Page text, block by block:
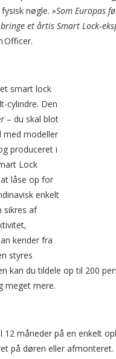
nøgle. »Som Europas
et årtis Smart
Officer.
smart lock
cylindre. Den
– du skal blot
med modeller
produceret i
Lock
låse op for
enkelt
sikres af
kender fra
styres
kan du tildele op til 200
meget mere.
måneder på en enkelt
på døren eller